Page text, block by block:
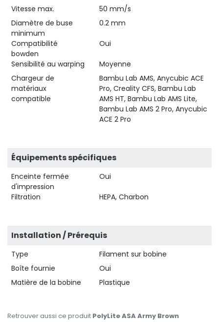
Vitesse max.
50 mm/s
Diamètre de buse
minimum
0.2 mm
Compatibilité
bowden
Oui
Sensibilité au warping
Moyenne
Chargeur de
matériaux
compatible
Bambu Lab AMS, Anycubic ACE
Pro, Creality CFS, Bambu Lab
AMS HT, Bambu Lab AMS Lite,
Bambu Lab AMS 2 Pro, Anycubic
ACE 2 Pro
Équipements spécifiques
Enceinte fermée
d'impression
Oui
Filtration HEPA, Charbon
Installation / Prérequis
Type
Filament sur bobine
Boîte fournie
Oui
Matière de la bobine
Plastique
Retrouver aussi ce produit PolyLite ASA Army Brown